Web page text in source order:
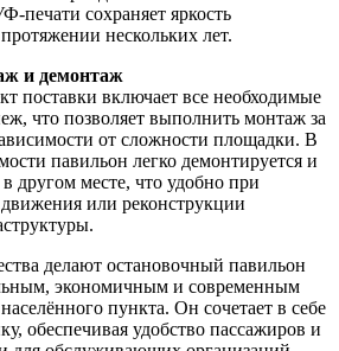
печати сохраняет яркость
нескольких лет.
и демонтаж
поставки включает все необходимые
что позволяет выполнить монтаж за
от сложности площадки. В
павильон легко демонтируется и
в другом месте, что удобно при
или реконструкции
делают остановочный павильон
экономичным и современным
пункта. Он сочетает в себе
обеспечивая удобство пассажиров и